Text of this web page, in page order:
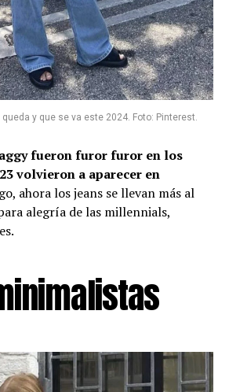
queda y que se va este 2024. Foto: Pinterest.
fueron furor furor en los
volvieron a aparecer en
ahora los jeans se llevan más al
alegría de las millennials,